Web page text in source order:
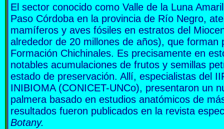
El sector conocido como Valle de la Luna
Paso Córdoba en la provincia de Río Negro,
mamíferos y aves fósiles en estratos del
alrededor de 20 millones de años), que forman
Formación Chichinales. Es precisamente en
notables acumulaciones de frutos y semillas
estado de preservación. Allí, especialistas del
INIBIOMA (CONICET-UNCo), presentaron un
palmera basado en estudios anatómicos de
resultados fueron publicados en la revista
Botany.